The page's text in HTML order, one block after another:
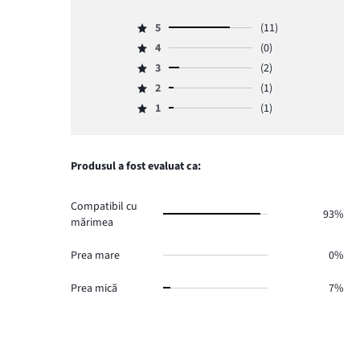
Evaluare
5,
numărul
de
11.
5
(11)
Evaluare
4,
numărul
de
4
(0)
Evaluare
3,
numărul
3
(2)
Evaluare
2,
voturi
1.
2
(1)
Evaluare
de
1 (1)
Produsul a fost evaluat ca:
Compatibil cu
mărimea
93%
Prea mare 0%
Prea mică 7%